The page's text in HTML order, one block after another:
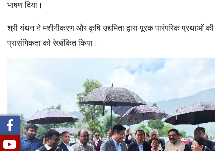
भाषण दिया।
श्री यंथन ने मशीनीकरण और कृषि उद्यमिता द्वारा पूरक पारंपरिक प्रथाओं की
प्रासंगिकता को रेखांकित किया।